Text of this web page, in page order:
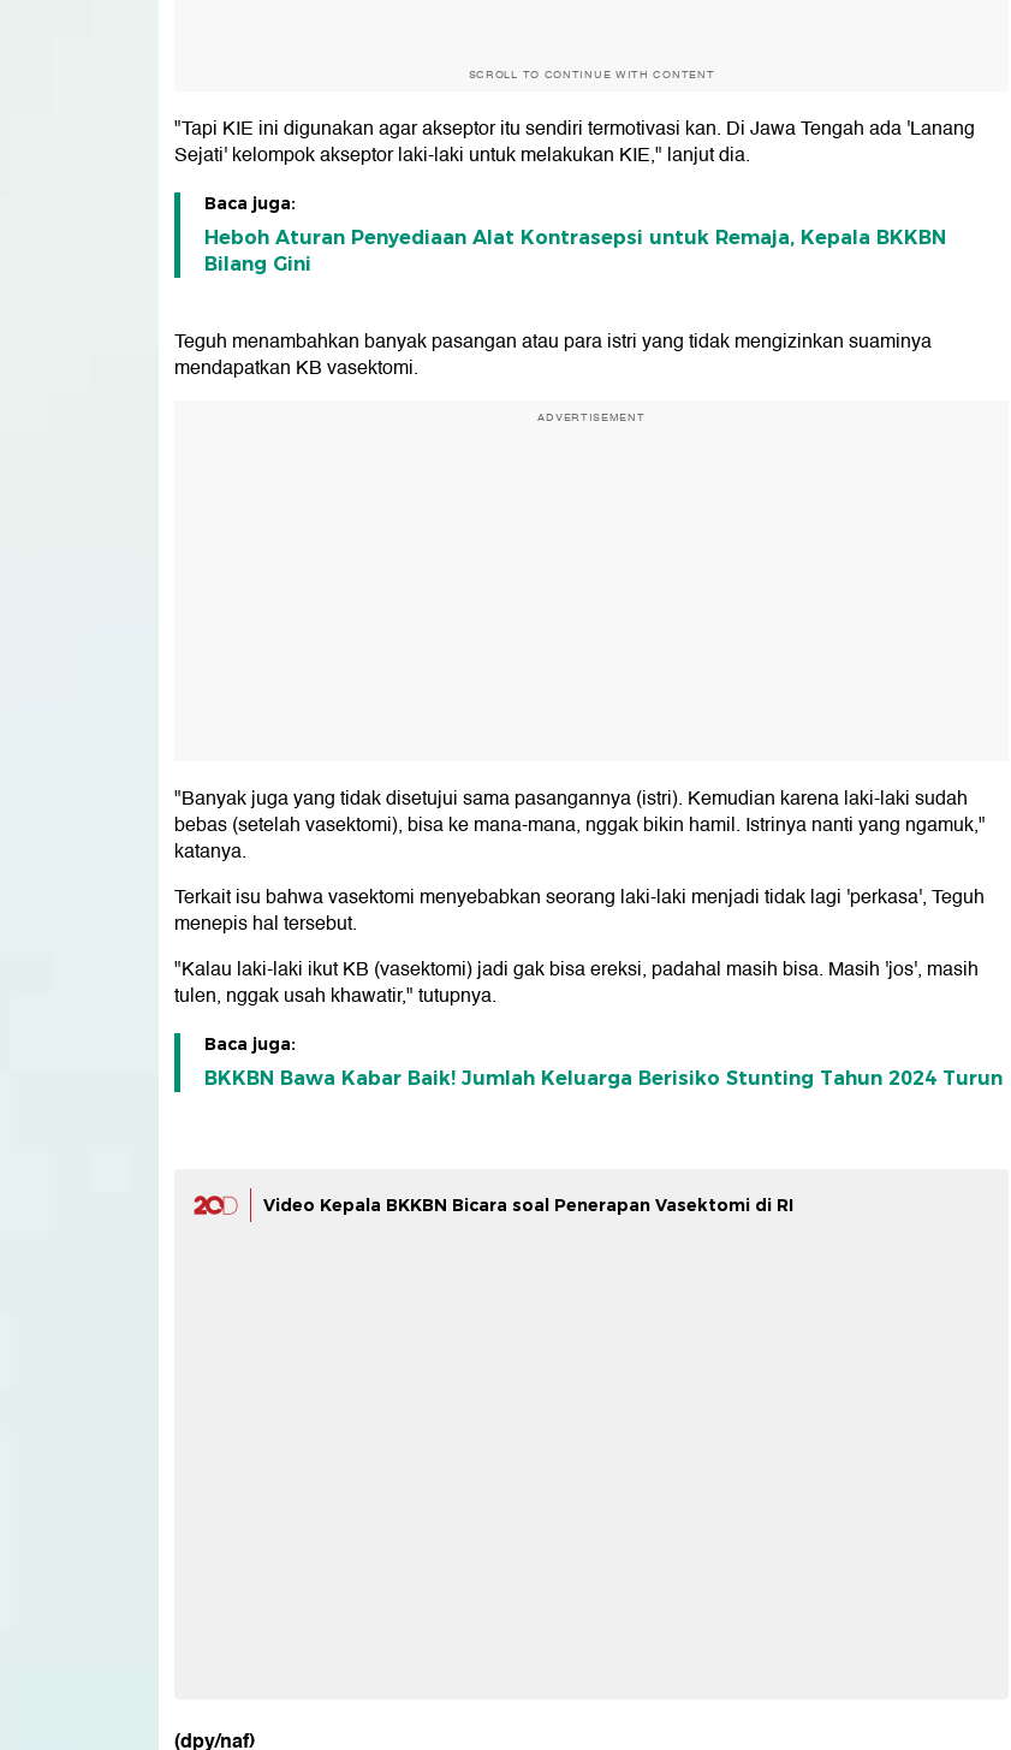
SCROLL TO CONTINUE WITH CONTENT
"Tapi KIE ini digunakan agar akseptor itu sendiri termotivasi kan. Di Jawa Tengah ada 'Lanang
Sejati' kelompok akseptor laki-laki untuk melakukan KIE," lanjut dia.
Baca juga:
Heboh Aturan Penyediaan Alat Kontrasepsi untuk Remaja, Kepala BKKBN
Bilang Gini
Teguh menambahkan banyak pasangan atau para istri yang tidak mengizinkan suaminya
mendapatkan KB vasektomi.
ADVERTISEMENT
"Banyak juga yang tidak disetujui sama pasangannya (istri). Kemudian karena laki-laki sudah
bebas (setelah vasektomi), bisa ke mana-mana, nggak bikin hamil. Istrinya nanti yang ngamuk,"
katanya.
Terkait isu bahwa vasektomi menyebabkan seorang laki-laki menjadi tidak lagi 'perkasa', Teguh
menepis hal tersebut.
"Kalau laki-laki ikut KB (vasektomi) jadi gak bisa ereksi, padahal masih bisa. Masih 'jos', masih
tulen, nggak usah khawatir," tutupnya.
Baca juga:
BKKBN Bawa Kabar Baik! Jumlah Keluarga Berisiko Stunting Tahun 2024 Turun
Video Kepala BKKBN Bicara soal Penerapan Vasektomi di RI
(dpy/naf)